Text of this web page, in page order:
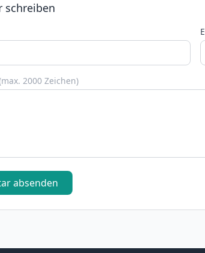
schreiben
2000 Zeichen)
absenden